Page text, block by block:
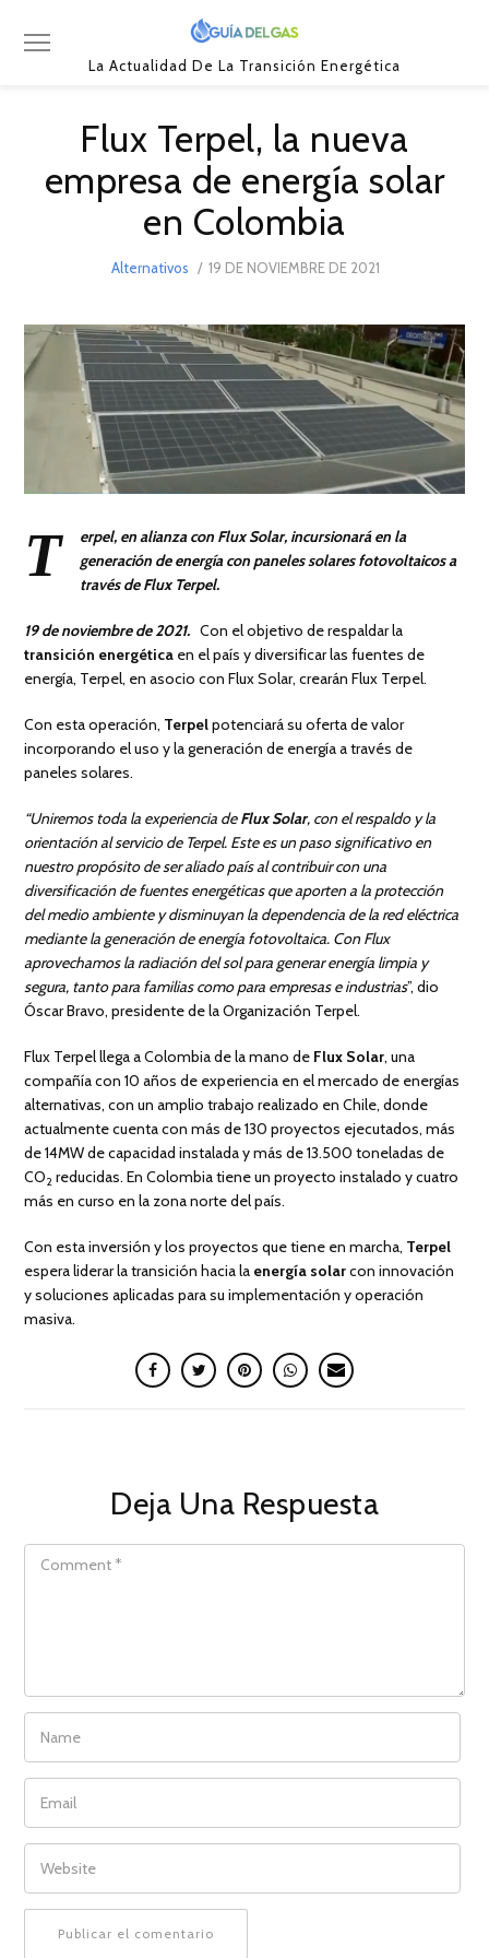
La Actualidad De La Transición Energética
Flux Terpel, la nueva
empresa de energía solar
en Colombia
Alternativos
POSTED
19 DE NOVIEMBRE DE 2021
DE
2021
T
erpel, en alianza con Flux Solar, incursionará en la
generación de energía con paneles solares fotovoltaicos a
través de Flux Terpel.
19 de noviembre de 2021. Con el objetivo de respaldar la
transición energética en el país y diversificar las fuentes de
energía, Terpel, en asocio con Flux Solar, crearán Flux Terpel.
Con esta operación, Terpelpotenciará su oferta de valor
incorporando el uso y la generación de energía a través de
paneles solares.
“Uniremos toda la experiencia deFlux Solar, con el respaldo y la
orientación al servicio de Terpel. Este es un paso significativo en
nuestro propósito de ser aliado país al contribuir con una
diversificación de fuentes energéticas que aporten a la protección
del medio ambiente y disminuyan la dependencia de la red eléctrica
mediante la generación de energía fotovoltaica. Con Flux
aprovechamos la radiación del sol para generar energía limpia y
segura, tanto para familias como para empresas e industrias”, dio
Óscar Bravo, presidente de la Organización Terpel.
Flux Terpel llega a Colombia de la mano de Flux Solar, una
compañía con 10 años de experiencia en el mercado de energías
alternativas, con un amplio trabajo realizado en Chile, donde
actualmente cuenta con más de 130 proyectos ejecutados, más
de 14MW de capacidad instalada y más de 13.500 toneladas de
CO2 reducidas. En Colombia tiene un proyecto instalado y cuatro
más en curso en la zona norte del país.
Con esta inversión y los proyectos que tiene en marcha, Terpel
espera liderar la transición hacia la energía solarcon innovación
y soluciones aplicadas para su implementación y operación
masiva.
Deja Una Respuesta
COMMENT
NAME
EMAIL
WEBSITE